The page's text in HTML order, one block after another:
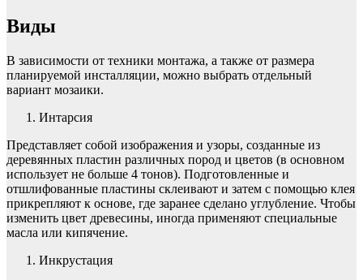
Виды
В зависимости от техники монтажа, а также от размера
планируемой инсталляции, можно выбрать отдельный
вариант мозаики.
Интарсия
Представляет собой изображения и узоры, созданные из
деревянных пластин различных пород и цветов (в основном
использует не больше 4 тонов). Подготовленные и
отшлифованные пластины склеивают и затем с помощью клея
прикрепляют к основе, где заранее сделано углубление. Чтобы
изменить цвет древесины, иногда применяют специальные
масла или кипячение.
Инкрустация